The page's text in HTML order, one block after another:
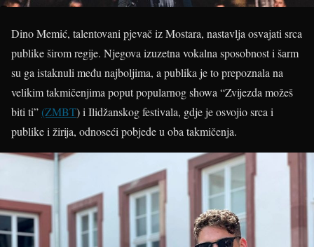
Dino Memić, talentovani pjevač iz Mostara, nastavlja osvajati srca
publike širom regije. Njegova izuzetna vokalna sposobnost i šarm
su ga istaknuli među najboljima, a publika je to prepoznala na
velikim takmičenjima poput popularnog showa “Zvijezda možeš
biti ti” (ZMBT) i Ilidžanskog festivala, gdje je osvojio srca i
publike i žirija, odnoseći pobjede u oba takmičenja.